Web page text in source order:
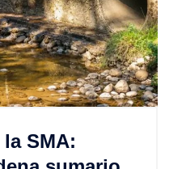
SMA: